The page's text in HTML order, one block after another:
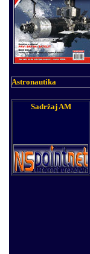
Astronautika
Sadržaj AM